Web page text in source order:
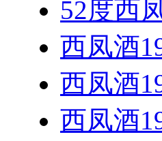
52度西
西凤酒
西凤酒
西凤酒